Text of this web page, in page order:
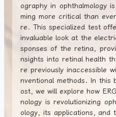
ography in ophthalmology
ming more critical than
re. This specialized test
invaluable look at the
sponses of the retina,
nsights into retinal health
re previously inaccessible
nventional methods. In this
ost, we will explore how
nology is revolutionizing
ology, its applications, and